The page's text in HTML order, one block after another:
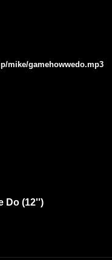
mike/gamehowwedo.mp3
Do (12'')